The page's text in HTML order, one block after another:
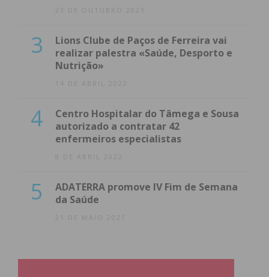
23 DE OUTUBRO 2023
3
Lions Clube de Paços de Ferreira vai
realizar palestra «Saúde, Desporto e
Nutrição»
14 DE ABRIL 2022
4
Centro Hospitalar do Tâmega e Sousa
autorizado a contratar 42
enfermeiros especialistas
8 DE ABRIL 2022
5
ADATERRA promove IV Fim de Semana
da Saúde
21 DE MAIO 2021